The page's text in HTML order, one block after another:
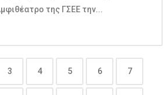
της ΓΣΕΕ την...
3 4 5 6 7